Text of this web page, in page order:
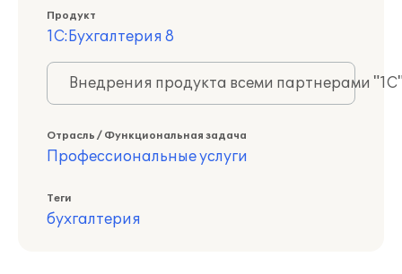
Продукт
1С:Бухгалтерия 8
Внедрения продукта всеми партнерами
Отрасль / Функциональная задача
Профессиональные услуги
Теги
бухгалтерия